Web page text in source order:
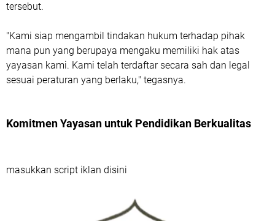
tersebut.
"Kami siap mengambil tindakan hukum terhadap pihak
mana pun yang berupaya mengaku memiliki hak atas
yayasan kami. Kami telah terdaftar secara sah dan legal
sesuai peraturan yang berlaku," tegasnya.
Komitmen Yayasan untuk Pendidikan Berkualitas
masukkan script iklan disini